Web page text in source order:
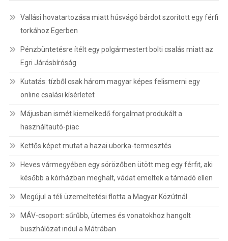
Vallási hovatartozása miatt húsvágó bárdot szorított egy férfi
torkához Egerben
Pénzbüntetésre ítélt egy polgármestert bolti csalás miatt az
Egri Járásbíróság
Kutatás: tízből csak három magyar képes felismerni egy
online csalási kísérletet
Májusban ismét kiemelkedő forgalmat produkált a
használtautó-piac
Kettős képet mutat a hazai uborka-termesztés
Heves vármegyében egy sörözőben ütött meg egy férfit, aki
később a kórházban meghalt, vádat emeltek a támadó ellen
Megújul a téli üzemeltetési flotta a Magyar Közútnál
MÁV-csoport: sűrűbb, ütemes és vonatokhoz hangolt
buszhálózat indul a Mátrában